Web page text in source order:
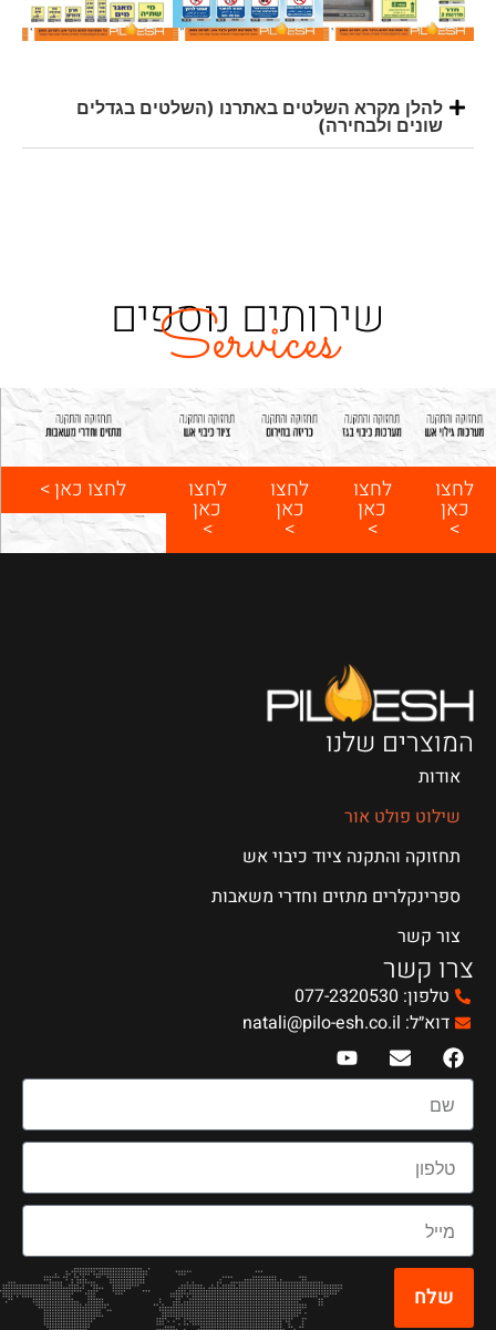
להלן מקרא השלטים באתרנו (השלטים בגדלים
שונים ולבחירה)
שירותים נוספים
Services
לחצו
כאן
לחצו
כאן
לחצו
כאן
לחצו
כאן
לחצו כאן >
המוצרים שלנו
אודות
שילוט פולט אור
תחזוקה והתקנה ציוד כיבוי אש
ספרינקלרים מתזים וחדרי משאבות
צור קשר
צרו קשר
טלפון: 077-2320530
דוא״ל: natali@pilo-esh.co.il
שלח